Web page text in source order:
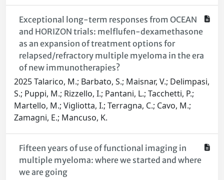
Exceptional long-term responses from OCEAN
and HORIZON trials: melflufen-dexamethasone
as an expansion of treatment options for
relapsed/refractory multiple myeloma in the era
of new immunotherapies?
2025 Talarico, M.; Barbato, S.; Maisnar, V.; Delimpasi,
S.; Puppi, M.; Rizzello, I.; Pantani, L.; Tacchetti, P.;
Martello, M.; Vigliotta, I.; Terragna, C.; Cavo, M.;
Zamagni, E.; Mancuso, K.
Fifteen years of use of functional imaging in
multiple myeloma: where we started and where
we are going